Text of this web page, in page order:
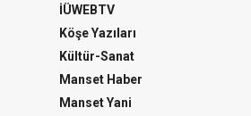
İÜWEBTV
Köşe Yazıları
Kültür-Sanat
Manset Haber
Manset Yani